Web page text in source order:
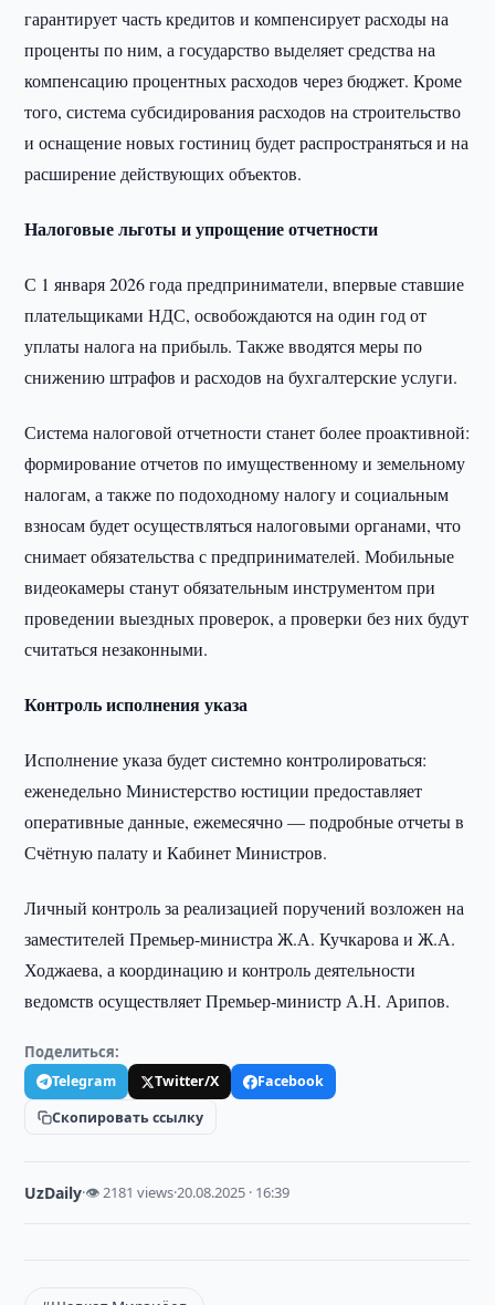
гарантирует часть кредитов и компенсирует расходы на
проценты по ним, а государство выделяет средства на
компенсацию процентных расходов через бюджет. Кроме
того, система субсидирования расходов на строительство
и оснащение новых гостиниц будет распространяться и на
расширение действующих объектов.
Налоговые льготы и упрощение отчетности
С 1 января 2026 года предприниматели, впервые ставшие
плательщиками НДС, освобождаются на один год от
уплаты налога на прибыль. Также вводятся меры по
снижению штрафов и расходов на бухгалтерские услуги.
Система налоговой отчетности станет более проактивной:
формирование отчетов по имущественному и земельному
налогам, а также по подоходному налогу и социальным
взносам будет осуществляться налоговыми органами, что
снимает обязательства с предпринимателей. Мобильные
видеокамеры станут обязательным инструментом при
проведении выездных проверок, а проверки без них будут
считаться незаконными.
Контроль исполнения указа
Исполнение указа будет системно контролироваться:
еженедельно Министерство юстиции предоставляет
оперативные данные, ежемесячно — подробные отчеты в
Счётную палату и Кабинет Министров.
Личный контроль за реализацией поручений возложен на
заместителей Премьер-министра Ж.А. Кучкарова и Ж.А.
Ходжаева, а координацию и контроль деятельности
ведомств осуществляет Премьер-министр А.Н. Арипов.
Поделиться:
Telegram Twitter/X
Facebook
Скопировать ссылку
UzDaily·👁 2181 views·20.08.2025 · 16:39